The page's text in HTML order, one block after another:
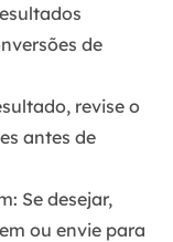
de
revise o
antes de
: Se desejar,
ou envie para